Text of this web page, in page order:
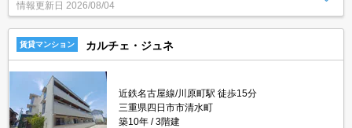
情報更新日 2026/08/04
賃貸マンション カルチェ・ジュネ
近鉄名古屋線/川原町駅 徒歩15分
三重県四日市市清水町
築10年
3階建